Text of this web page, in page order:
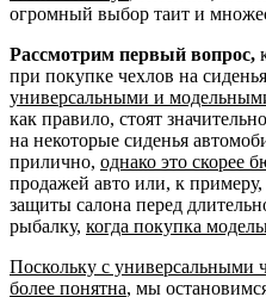
огромный выбор таит и
Рассмотрим первый вопрос,
при покупке чехлов на
универсальными и
как правило, стоят
на некоторые сиденья
прилично, однако это скорее
продажей авто или, к
защиты салона перед
рыбалку, когда покупка
Поскольку с универсальными
более понятна, мы